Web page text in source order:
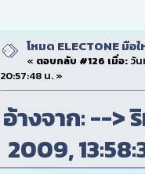
โหมด ELECTONE มือ
« ตอบกลับ #126 เมื่อ:วัน
20:57:48 น. »
อ้างจาก: -->
2009,